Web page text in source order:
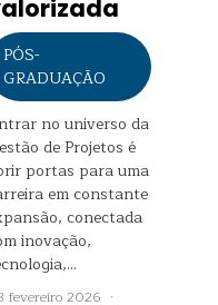
PÓS-
GRADUAÇÃO
no universo da
de Projetos é
portas para uma
em constante
conectada
inovação,
fevereiro 2026 ·